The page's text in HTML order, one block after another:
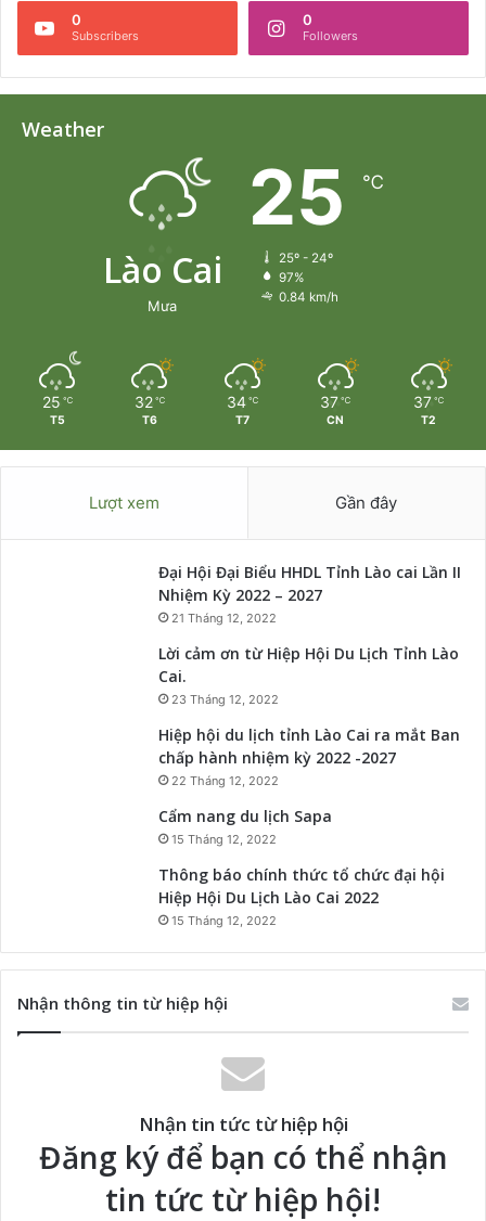
0
Subscribers
0
Followers
Weather
Lào Cai
Mưa
25 ℃
25º - 24º
97%
0.84 km/h
25 ℃
T5
32 ℃
T6
34 ℃
T7
37 ℃
CN
37 ℃
T2
Lượt xem Gần đây
Đại Hội Đại Biểu HHDL Tỉnh Lào cai Lần II
Nhiệm Kỳ 2022 – 2027
21 Tháng 12, 2022
Lời cảm ơn từ Hiệp Hội Du Lịch Tỉnh Lào
Cai.
23 Tháng 12, 2022
Hiệp hội du lịch tỉnh Lào Cai ra mắt Ban
chấp hành nhiệm kỳ 2022 -2027
22 Tháng 12, 2022
Cẩm nang du lịch Sapa
15 Tháng 12, 2022
Thông báo chính thức tổ chức đại hội
Hiệp Hội Du Lịch Lào Cai 2022
15 Tháng 12, 2022
Nhận thông tin từ hiệp hội
Nhận tin tức từ hiệp hội
Đăng ký để bạn có thể nhận
tin tức từ hiệp hội!